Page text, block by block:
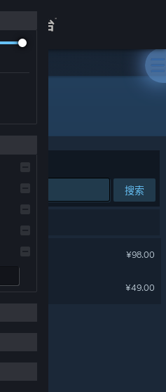
搜索
¥98.00
¥49.00